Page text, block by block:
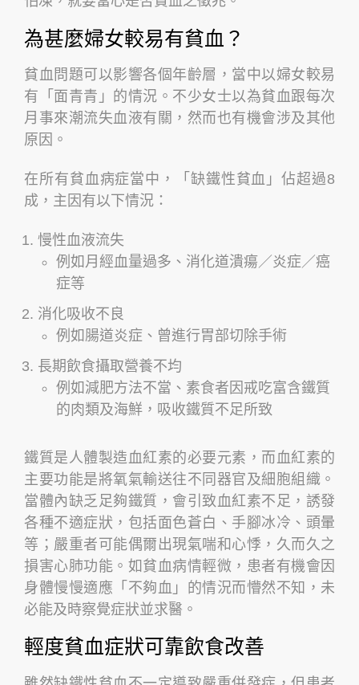
為甚麼婦女較易有貧血？
貧血問題可以影響各個年齡層，當中以婦女較易
有「面青青」的情況。不少女士以為貧血跟每次
月事來潮流失血液有關，然而也有機會涉及其他
原因。
在所有貧血病症當中，「缺鐵性貧血」佔超過8
成，主因有以下情況：
慢性血液流失
例如月經血量過多、消化道潰瘍／炎症／癌
症等
消化吸收不良
例如腸道炎症、曾進行胃部切除手術
長期飲食攝取營養不均
例如減肥方法不當、素食者因戒吃富含鐵質
的肉類及海鮮，吸收鐵質不足所致
鐵質是人體製造血紅素的必要元素，而血紅素的
主要功能是將氧氣輸送往不同器官及細胞組織。
當體內缺乏足夠鐵質，會引致血紅素不足，誘發
各種不適症狀，包括面色蒼白、手腳冰冷、頭暈
等；嚴重者可能偶爾出現氣喘和心悸，久而久之
損害心肺功能。如貧血病情輕微，患者有機會因
身體慢慢適應「不夠血」的情況而懵然不知，未
必能及時察覺症狀並求醫。
輕度貧血症狀可靠飲食改善